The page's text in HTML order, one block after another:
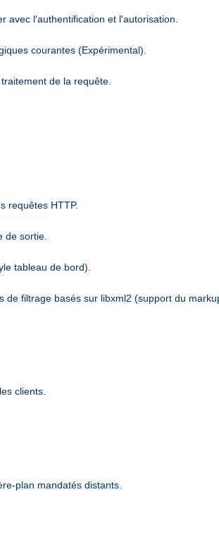
avec l'authentification et l'autorisation.
courantes (Expérimental).
de la requête.
requêtes HTTP.
de sortie.
tableau de bord).
de filtrage basés sur libxml2 (support du
clients.
plan mandatés distants.